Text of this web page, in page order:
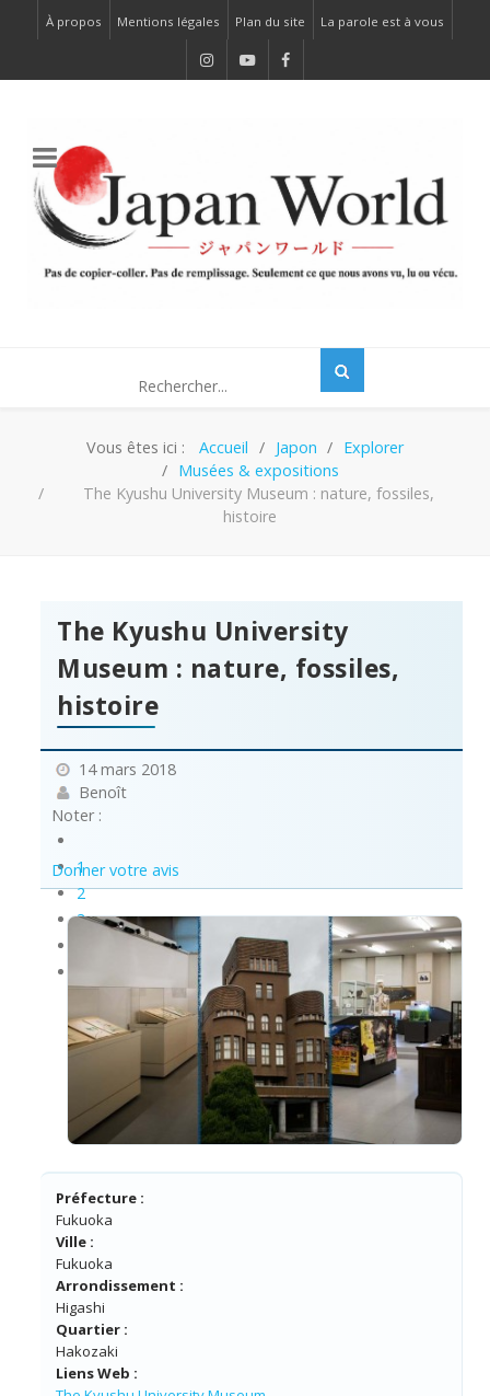
À propos Mentions légales Plan du site La parole est à vous
Vous êtes ici : Accueil Japon
Explorer
Musées & expositions
The Kyushu University Museum : nature, fossiles,
histoire
The Kyushu University
Museum : nature, fossiles,
histoire
14 mars 2018
Benoît
Noter :
1
2
3
Donner votre avis
Préfecture :
Fukuoka
Ville :
Fukuoka
Arrondissement :
Higashi
Quartier :
Hakozaki
Liens Web :